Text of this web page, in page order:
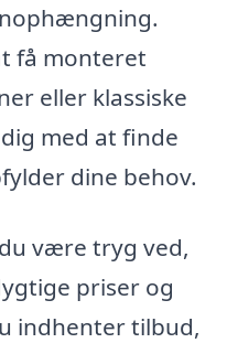
få monteret
eller klassiske
med at finde
dine behov.
være tryg ved,
priser og
indhenter tilbud,